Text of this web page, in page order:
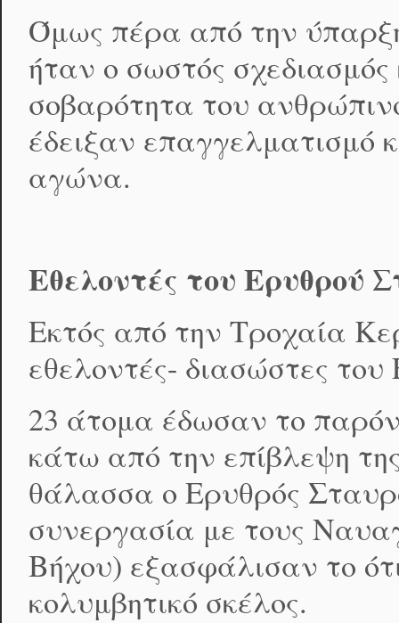
Όμως πέρα από την
ήταν ο σωστός
σοβαρότητα του
έδειξαν επαγγελματισμό
αγώνα.
Εθελοντές του Ερυθρού
Εκτός από την Τροχαία
εθελοντές- διασώστες
23 άτομα έδωσαν το παρόν
κάτω από την επίβλεψη
θάλασσα ο Ερυθρός
συνεργασία με τους
Βήχου) εξασφάλισαν το
κολυμβητικό σκέλος.